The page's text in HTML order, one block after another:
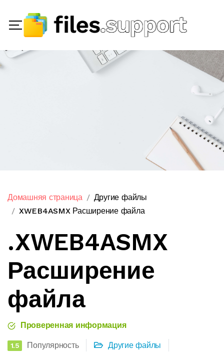
Домашняя страница
Другие файлы
XWEB4ASMX Расширение файла
.XWEB4ASMX
Расширение
файла
Проверенная информация
1.5 Популярность Другие файлы